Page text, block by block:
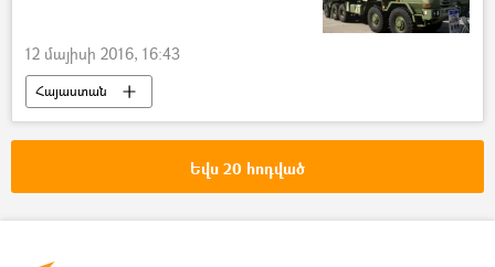
12 մայիսի 2016, 16:43
Հայաստան
Եվս 20 հոդված